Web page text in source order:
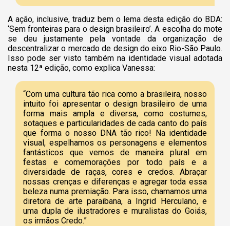
A ação, inclusive, traduz bem o lema desta edição do BDA:
‘Sem fronteiras para o design brasileiro’. A escolha do mote
se deu justamente pela vontade da organização de
descentralizar o mercado de design do eixo Rio-São Paulo.
Isso pode ser visto também na identidade visual adotada
nesta 12ª edição, como explica Vanessa:
“Com uma cultura tão rica como a brasileira, nosso
intuito foi apresentar o design brasileiro de uma
forma mais ampla e diversa, como costumes,
sotaques e particularidades de cada canto do país
que forma o nosso DNA tão rico! Na identidade
visual, espelhamos os personagens e elementos
fantásticos que vemos de maneira plural em
festas e comemorações por todo país e a
diversidade de raças, cores e credos. Abraçar
nossas crenças e diferenças e agregar toda essa
beleza numa premiação. Para isso, chamamos uma
diretora de arte paraibana, a Ingrid Herculano, e
uma dupla de ilustradores e muralistas do Goiás,
os irmãos Credo.”